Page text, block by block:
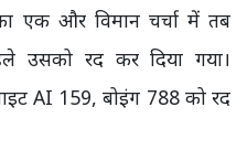
एक और विमान चर्चा में तब
रद कर दिया गया।
AI 159, बोइंग 788 को रद